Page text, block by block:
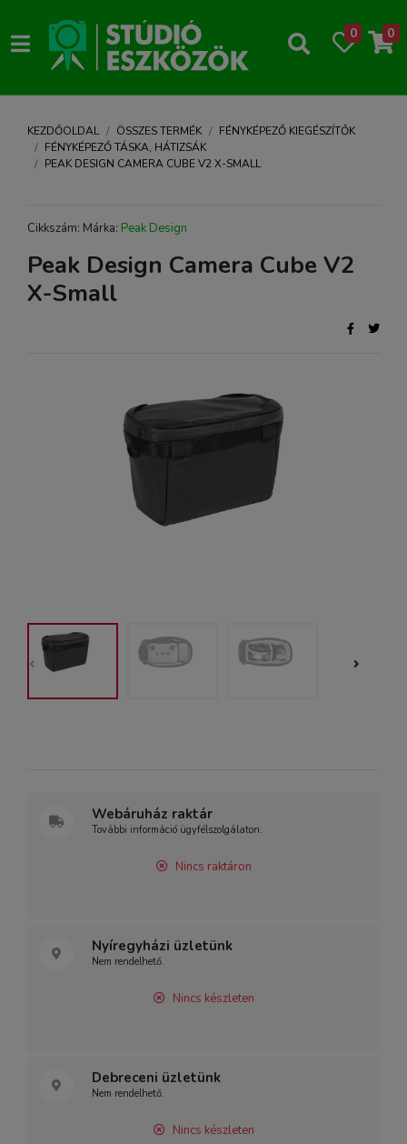
0 0
KEZDŐOLDAL ÖSSZES TERMÉK
FÉNYKÉPEZŐ KIEGÉSZÍTŐK
FÉNYKÉPEZŐ TÁSKA, HÁTIZSÁK
PEAK DESIGN CAMERA CUBE V2 X-SMALL
Cikkszám: Márka: Peak Design
Peak Design Camera Cube V2
X-Small
Webáruház raktár
További információ ügyfélszolgálaton.
Nincs raktáron
Nyíregyházi üzletünk
Nem rendelhető.
Nincs készleten
Debreceni üzletünk
Nem rendelhető.
Nincs készleten